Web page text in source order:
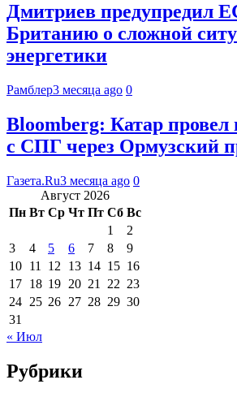
Дмитриев предупредил
Британию о сложной
энергетики
Рамблер3 месяца ago 0
Bloomberg: Катар провел
с СПГ через Ормузский
Газета.Ru3 месяца ago 0
Август 2026
Пн Вт Ср Чт Пт Сб Вс
1
2
3
4 5 6 7 8
9
10 11 12 13 14 15 16
17 18 19 20 21 22 23
24 25 26 27 28 29 30
31
« Июл
Рубрики